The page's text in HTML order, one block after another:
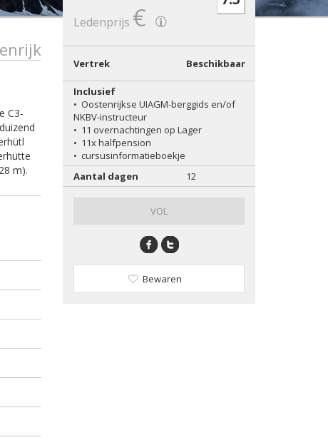
C3-
m).
Ledenprijs €
Vertrek Beschikbaar
Inclusief
• Oostenrijkse UIAGM-berggids en/of
NKBV-instructeur
• 11 overnachtingen op Lager
• 11x halfpension
• cursusinformatieboekje
Aantal dagen
12
VOL
Bewaren